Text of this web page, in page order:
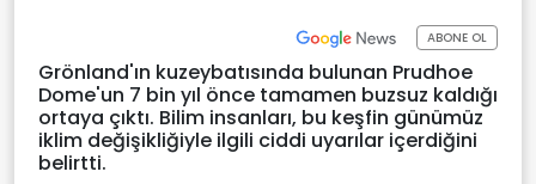
ABONE OL
Grönland'ın kuzeybatısında bulunan Prudhoe
Dome'un 7 bin yıl önce tamamen buzsuz kaldığı
ortaya çıktı. Bilim insanları, bu keşfin günümüz
iklim değişikliğiyle ilgili ciddi uyarılar içerdiğini
belirtti.